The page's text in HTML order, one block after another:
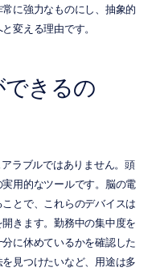
に強力なものにし、抽象的
変える理由です。
できるの
ラブルではありません。頭
用的なツールです。脳の電
とで、これらのデバイスは
きます。勤務中の集中度を
に休めているかを確認した
見つけたいなど、用途は多